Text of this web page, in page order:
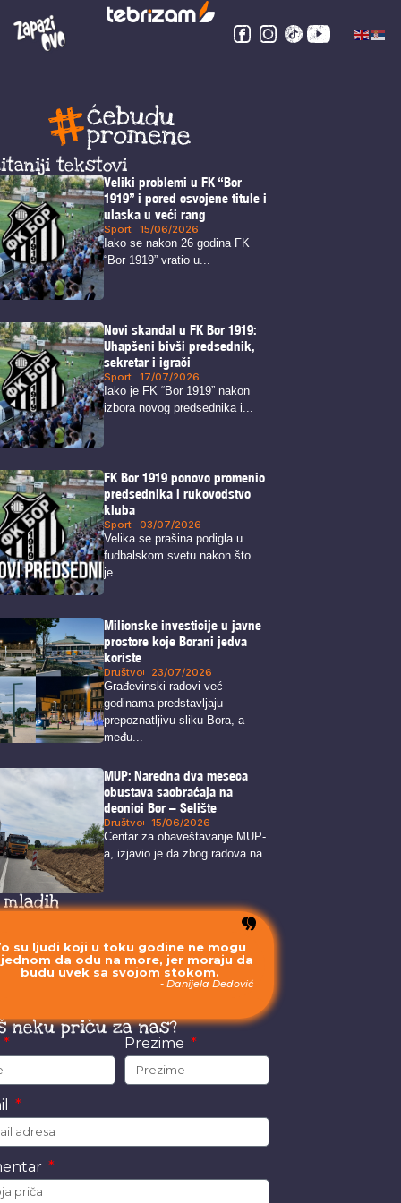
tekstovi
Veliki problemi u FK “Bor
1919” i pored osvojene titule i
ulaska u veći rang
Sport 15/06/2026
Iako se nakon 26 godina FK
“Bor 1919” vratio u...
Novi skandal u FK Bor 1919:
Uhapšeni bivši predsednik,
sekretar i igrači
Sport 17/07/2026
Iako je FK “Bor 1919” nakon
izbora novog predsednika i...
FK Bor 1919 ponovo promenio
predsednika i rukovodstvo
kluba
Sport 03/07/2026
Velika se prašina podigla u
fudbalskom svetu nakon što
je...
Milionske investicije u javne
prostore koje Borani jedva
koriste
Društvo 23/07/2026
Građevinski radovi već
godinama predstavljaju
prepoznatljivu sliku Bora, a
među...
MUP: Naredna dva meseca
obustava saobraćaja na
deonici Bor – Selište
Društvo 15/06/2026
Centar za obaveštavanje MUP-
a, izjavio je da zbog radova na...
su ljudi koji u toku godine ne mogu
da odu na more, jer moraju da
budu uvek sa svojom stokom.
- Danijela Dedović
neku priču za nas?
Prezime